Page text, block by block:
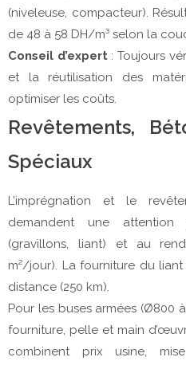
(niveleuse, compacteur).
de 48 à 58 DH/m³ selon la
Conseil d’expert : Toujours
et la réutilisation des
optimiser les coûts.
Revêtements,
Spéciaux
L’imprégnation et le
demandent une attention
(gravillons, liant) et au
m²/jour). La fourniture du
distance (250 km).
Pour les buses armées (Ø800
fourniture, pelle et main
combinent prix usine,